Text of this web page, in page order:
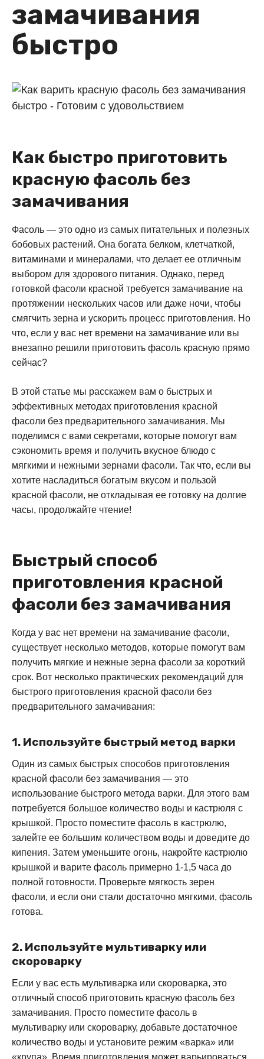
замачивания
быстро
Как быстро приготовить
красную фасоль без
замачивания
Фасоль — это одно из самых питательных и полезных
бобовых растений. Она богата белком, клетчаткой,
витаминами и минералами, что делает ее отличным
выбором для здорового питания. Однако, перед
готовкой фасоли красной требуется замачивание на
протяжении нескольких часов или даже ночи, чтобы
смягчить зерна и ускорить процесс приготовления. Но
что, если у вас нет времени на замачивание или вы
внезапно решили приготовить фасоль красную прямо
сейчас?
В этой статье мы расскажем вам о быстрых и
эффективных методах приготовления красной
фасоли без предварительного замачивания. Мы
поделимся с вами секретами, которые помогут вам
сэкономить время и получить вкусное блюдо с
мягкими и нежными зернами фасоли. Так что, если вы
хотите насладиться богатым вкусом и пользой
красной фасоли, не откладывая ее готовку на долгие
часы, продолжайте чтение!
Быстрый способ
приготовления красной
фасоли без замачивания
Когда у вас нет времени на замачивание фасоли,
существует несколько методов, которые помогут вам
получить мягкие и нежные зерна фасоли за короткий
срок. Вот несколько практических рекомендаций для
быстрого приготовления красной фасоли без
предварительного замачивания:
1. Используйте быстрый метод варки
Один из самых быстрых способов приготовления
красной фасоли без замачивания — это
использование быстрого метода варки. Для этого вам
потребуется большое количество воды и кастрюля с
крышкой. Просто поместите фасоль в кастрюлю,
залейте ее большим количеством воды и доведите до
кипения. Затем уменьшите огонь, накройте кастрюлю
крышкой и варите фасоль примерно 1-1,5 часа до
полной готовности. Проверьте мягкость зерен
фасоли, и если они стали достаточно мягкими, фасоль
готова.
2. Используйте мультиварку или
скороварку
Если у вас есть мультиварка или скороварка, это
отличный способ приготовить красную фасоль без
замачивания. Просто поместите фасоль в
мультиварку или скороварку, добавьте достаточное
количество воды и установите режим «варка» или
«крупа». Время приготовления может варьироваться